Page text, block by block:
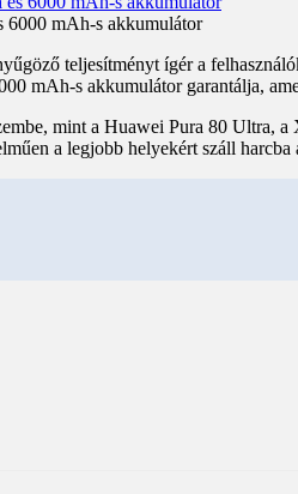
6000 mAh-s akkumulátor
teljesítményt ígér a
mAh-s akkumulátor garantálja,
mint a Huawei Pura 80
a legjobb helyekért száll harcba